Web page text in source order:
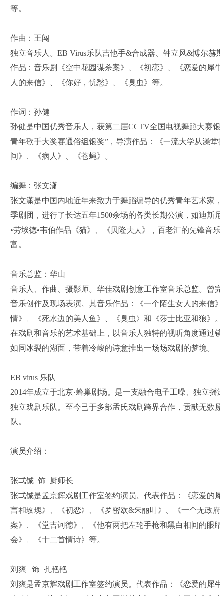
等。
作曲：王闯
独立音乐人。EB Virus乐队吉他手&合成器、钟立风&博尔
作品：音乐剧《空中花园谋杀案》、《初恋》、《恋爱的犀
人的来信》、《你好，忧愁》、《臭虫》等。
作词：孙健
孙健是中国优秀音乐人，获第二届CCTV全国电视舞蹈大赛
青年歌手大奖赛通俗组银奖”，导演作品：《一流大学从澡
间》、《病人》、《苍蝇》。
编舞：张文潇
张文潇是中国内地近年来致力于舞蹈编导的优秀青年艺术家
季剧团，进行了长达五年1500余场的各类长期公演，如迪
•劳埃德•韦伯作品《猫》、《贝隆夫人》，百老汇的先锋音
富。
音乐总监：华山
音乐人、作曲、摄影师。华佳戏剧创意工作室音乐总监。曾
音乐创作及现场表演。其音乐作品：《一个陌生女人的来信
情》、《死水边的美人鱼》、《臭虫》和《莎士比亚和狼》
在戏剧和音乐的艺术基础上，以音乐人独特的视听角度通过
如同冰裂的湖面，带着冷峻的诗意推出一场场戏剧的梦境。
EB virus 乐队
2014年成立于北京·蜂巢剧场。是一支融合电子工噪、独立
独立戏剧乐队。至今已于多部孟氏戏剧跨界合作，贡献无数
队。
演员介绍：
张弌铖 饰 厨师长
张弌铖是孟京辉戏剧工作室签约演员。代表作品：《恋爱的
言和玫瑰》、《初恋》、《罗密欧&朱丽叶》、《一个无政
案》、《堂吉诃德》、《他有两把左轮手枪和黑白相间的眼
会》、《十二首情诗》等。
刘爽 饰 孔艳艳
刘爽是孟京辉戏剧工作室签约演员。代表作品：《恋爱的犀